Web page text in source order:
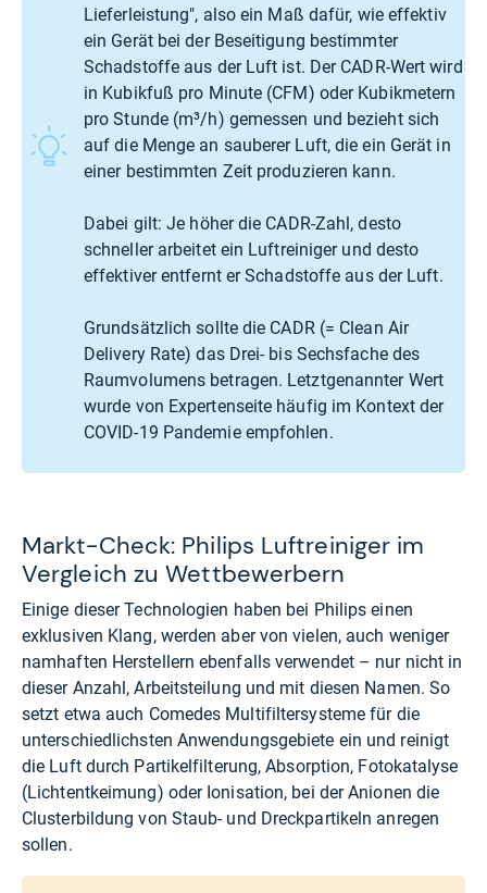
Lieferleistung", also ein Maß dafür, wie effektiv
ein Gerät bei der Beseitigung bestimmter
Schadstoffe aus der Luft ist. Der CADR-Wert wird
in Kubikfuß pro Minute (CFM) oder Kubikmetern
pro Stunde (m³/h) gemessen und bezieht sich
auf die Menge an sauberer Luft, die ein Gerät in
einer bestimmten Zeit produzieren kann.
Dabei gilt: Je höher die CADR-Zahl, desto
schneller arbeitet ein Luftreiniger und desto
effektiver entfernt er Schadstoffe aus der Luft.
Grundsätzlich sollte die CADR (= Clean Air
Delivery Rate) das Drei- bis Sechsfache des
Raumvolumens betragen. Letztgenannter Wert
wurde von Expertenseite häufig im Kontext der
COVID-19 Pandemie empfohlen.
Markt-Check: Philips Luftreiniger im
Vergleich zu Wettbewerbern
Einige dieser Technologien haben bei Philips einen
exklusiven Klang, werden aber von vielen, auch weniger
namhaften Herstellern ebenfalls verwendet – nur nicht in
dieser Anzahl, Arbeitsteilung und mit diesen Namen. So
setzt etwa auch Comedes Multifiltersysteme für die
unterschiedlichsten Anwendungsgebiete ein und reinigt
die Luft durch Partikelfilterung, Absorption, Fotokatalyse
(Lichtentkeimung) oder Ionisation, bei der Anionen die
Clusterbildung von Staub- und Dreckpartikeln anregen
sollen.